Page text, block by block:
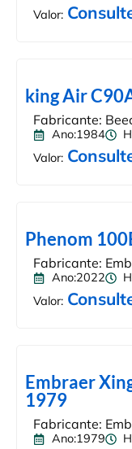
Valor:
king Air
Fabricante:
Ano:1984
Valor:
Phenom
Fabricante:
Ano:2022
Valor:
Embraer
1979
Fabricante:
Ano:1979